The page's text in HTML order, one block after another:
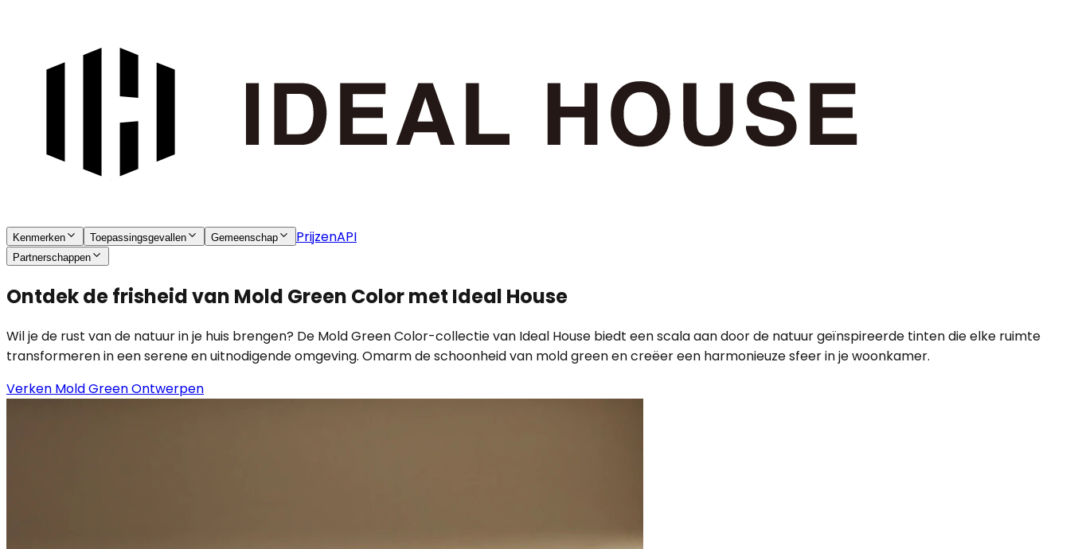
Kenmerken Toepassingsgevallen Gemeenschap PrijzenAPI
Partnerschappen
Ontdek de frisheid van Mold Green Color met Ideal House
Wil je de rust van de natuur in je huis brengen? De Mold Green Color-collectie van Ideal House biedt een scala aan door de natuur geïnspireerde tinten die elke ruimte
transformeren in een serene en uitnodigende omgeving. Omarm de schoonheid van mold green en creëer een harmonieuze sfeer in je woonkamer.
Verken Mold Green Ontwerpen